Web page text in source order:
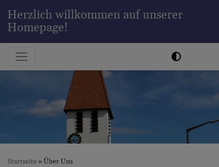
zum
Inhalt
Herzlich willkommen auf unserer
Homepage!
Hauptnavigation
Startseite Über Uns